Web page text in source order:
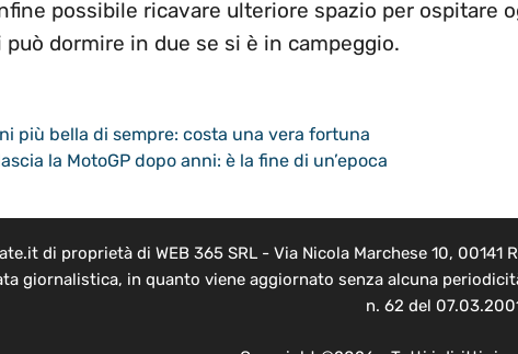
possibile ricavare ulteriore spazio per ospitare
dormire in due se si è in campeggio.
più bella di sempre: costa una vera fortuna
la MotoGP dopo anni: è la fine di un’epoca
di proprietà di WEB 365 SRL - Via Nicola Marchese 10, 00141
giornalistica, in quanto viene aggiornato senza alcuna
n. 62 del